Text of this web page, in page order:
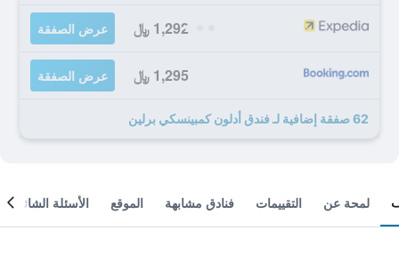
1,292 ﷼ عرض الصفقة
1,295 ﷼ عرض الصفقة
62 صفقة إضافية لـ فندق أدلون كمبينسكي برلين
لمحة عن التقييمات فنادق مشابهة الموقع الأسئلة الشائعة